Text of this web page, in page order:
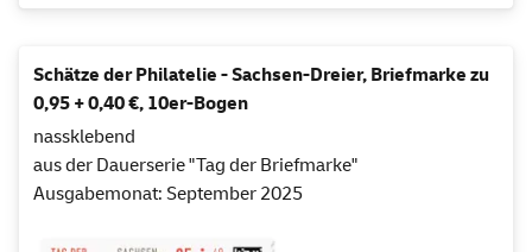
Schätze der Philatelie - Sachsen-Dreier, Briefmarke zu
0,95 + 0,40 €, 10er-Bogen
nassklebend
aus der Dauerserie "Tag der Briefmarke"
Ausgabemonat: September 2025